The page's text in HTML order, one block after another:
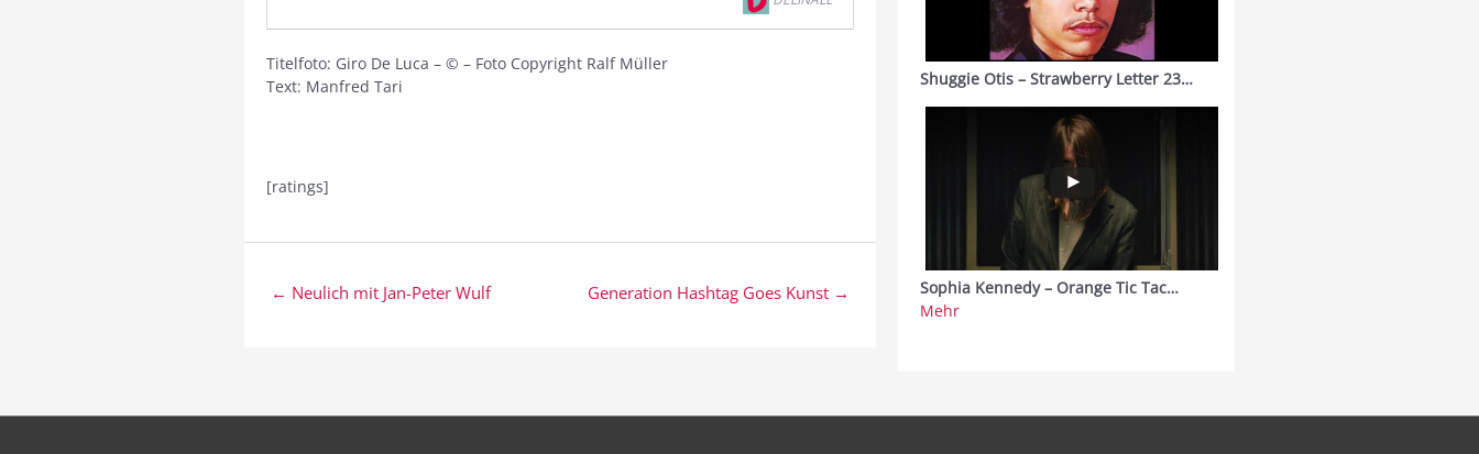
Titelfoto: Giro De Luca – © – Foto Copyright Ralf Müller
Text: Manfred Tari
[ratings]
Beitragsnavigation
← Neulich mit Jan-Peter Wulf Generation Hashtag Goes Kunst →
Shuggie Otis – Strawberry Letter 23…
Sophia Kennedy – Orange Tic Tac…
Mehr